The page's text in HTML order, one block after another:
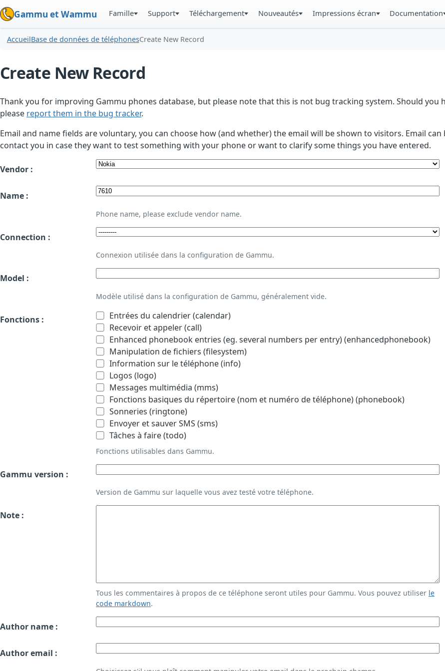
Gammu et Wammu Famille Support Téléchargement Nouveautés Impressions écran Documentation
AccueilBase de données de téléphonesCreate New Record
Create New Record
Thank you for improving Gammu phones database, but please note that this is not bug tracking system. Should you
please report them in the bug tracker.
Email and name fields are voluntary, you can choose how (and whether) the email will be shown to visitors. Email
contact you in case they want to test something with your phone or want to clarify some things you have entered.
Vendor :
Name :
Phone name, please exclude vendor name.
Connection :
Connexion utilisée dans la configuration de Gammu.
Model :
Modèle utilisé dans la configuration de Gammu, généralement vide.
Fonctions :
Entrées du calendrier (calendar)
Recevoir et appeler (call)
Enhanced phonebook entries (eg. several numbers per entry) (enhancedphonebook)
Manipulation de fichiers (filesystem)
Information sur le téléphone (info)
Logos (logo)
Messages multimédia (mms)
Fonctions basiques du répertoire (nom et numéro de téléphone) (phonebook)
Sonneries (ringtone)
Envoyer et sauver SMS (sms)
Tâches à faire (todo)
Fonctions utilisables dans Gammu.
Gammu version :
Version de Gammu sur laquelle vous avez testé votre téléphone.
Note :
Tous les commentaires à propos de ce téléphone seront utiles pour Gammu. Vous pouvez utiliser le
code markdown.
Author name :
Author email :